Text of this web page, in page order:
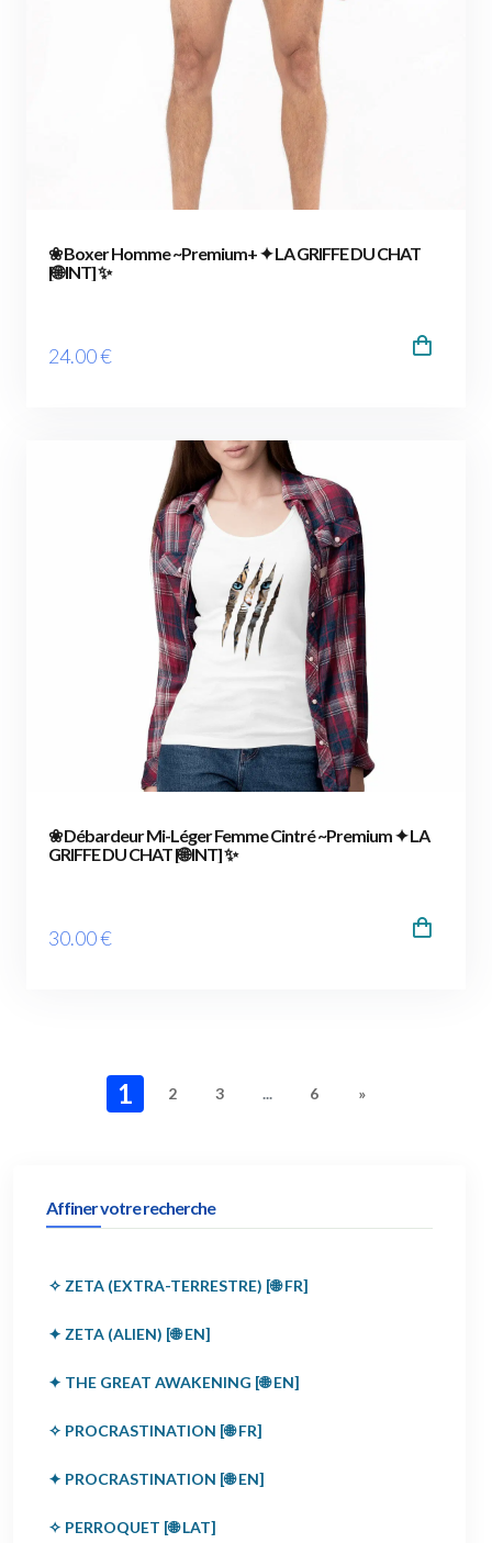
❀ Boxer Homme ~Premium+ ✦ LA GRIFFE DU CHAT
[🌐 INT] ✨
24.00€
❀ Débardeur Mi-Léger Femme Cintré ~Premium ✦ LA
GRIFFE DU CHAT [🌐 INT] ✨
30.00€
1 2 3 ... 6 »
Affiner votre recherche
✧ ZETA (EXTRA-TERRESTRE) [🌐 FR]
✦ ZETA (ALIEN) [🌐 EN]
✦ THE GREAT AWAKENING [🌐 EN]
✧ PROCRASTINATION [🌐 FR]
✦ PROCRASTINATION [🌐 EN]
✧ PERROQUET [🌐 LAT]